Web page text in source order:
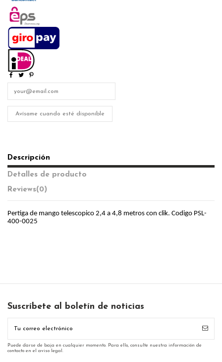
Descripción
Detalles de producto
Reviews(0)
Pertiga de mango telescopico 2,4 a 4,8 metros con clik. Codigo PSL-
400-0025
Suscríbete al boletín de noticias
Puede darse de baja en cualquier momento. Para ello, consulte nuestra información de
contacto en el aviso legal.